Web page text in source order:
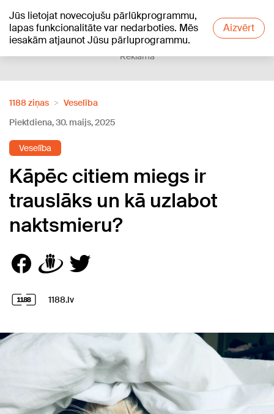
Jūs lietojat novecojušu pārlūkprogrammu,
lapas funkcionalitāte var nedarboties. Mēs
iesakām atjaunot Jūsu pārluprogrammu.
Aizvērt
+19°C
Reklāma
1188 ziņas
Veselība
Piektdiena, 30. maijs, 2025
Veselība
Kāpēc citiem miegs ir
trauslāks un kā uzlabot
naktsmieru?
1188.lv